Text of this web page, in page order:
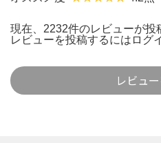
現在、2232件のレビューが投
レビューを投稿するには ログ
レビュ